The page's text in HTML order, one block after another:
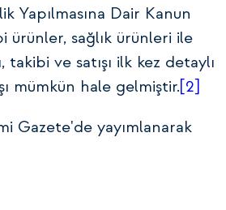
Yapılmasına Dair Kanun
sağlık ürünleri ile
ve satışı ilk kez detaylı
mümkün hale gelmiştir.[2]
Gazete'de yayımlanarak